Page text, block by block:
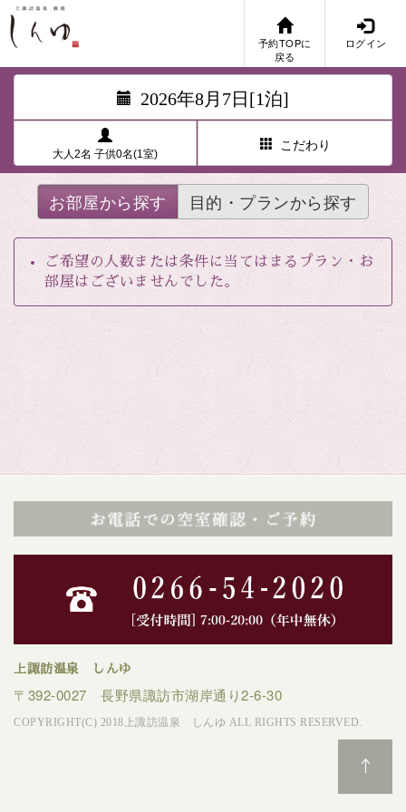
予約TOPに
戻る
ログイン
2026年8月7日[1泊]
大人2名 子供0名(1室)
こだわり
お部屋から探す 目的・プランから探す
ご希望の人数または条件に当てはまるプラン・お
部屋はございませんでした。
上諏訪温泉 しんゆ
〒392-0027 長野県諏訪市湖岸通り2-6-30
COPYRIGHT(C) 2018上諏訪温泉 しんゆ ALL RIGHTS RESERVED.